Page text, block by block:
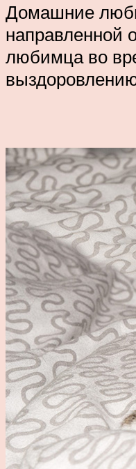
Домашние
направленной
любимца во